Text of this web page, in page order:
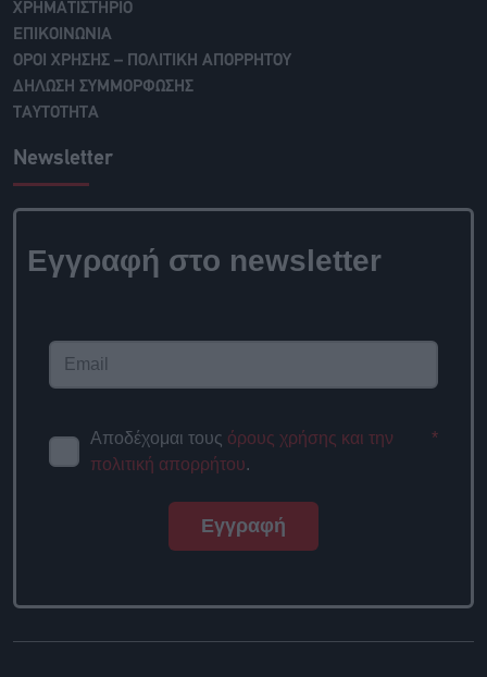
ΧΡΗΜΑΤΙΣΤΗΡΙΟ
ΕΠΙΚΟΙΝΩΝΙΑ
ΟΡΟΙ ΧΡΗΣΗΣ – ΠΟΛΙΤΙΚΗ ΑΠΟΡΡΗΤΟΥ
ΔΗΛΩΣΗ ΣΥΜΜΟΡΦΩΣΗΣ
ΤΑΥΤΟΤΗΤΑ
Newsletter
Εγγραφή στο
Αποδέχομαι τους
και την πολιτική απορρήτου